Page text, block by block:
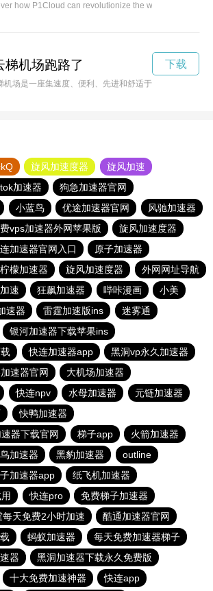
how P1Cloud can revolutionize the way you store
梯机场跑路了
机场是一座集速度、便利、先进和舒适于一体的现代化
下载
旋风加速度器
旋风加速
加速器
狗急加速器官网
小蓝鸟 优途加速器官网
风驰加速器
vps加速器外网苹果版
旋风加速度器
加速器官网入口
原子加速器
檬加速器 旋风加速度器
外网网址导航
速 狂飙加速器 哔咔漫画
小美
速器 雷霆加速版ins
迷雾通
银河加速器下载苹果ins
快连加速器app
黑洞vp永久加速器
速器官网
大机场加速器
快连npv 水母加速器
元链加速器
快鸭加速器
器下载官网
梯子app
火箭加速器
加速器 黑豹加速器
outline
加速器app
纸飞机加速器
快连pro
免费梯子加速器
每天免费2小时加速
酷通加速器官网
蚂蚁加速器
每天免费加速器梯子
器
黑洞加速器下载永久免费版
十大免费加速神器 快连app